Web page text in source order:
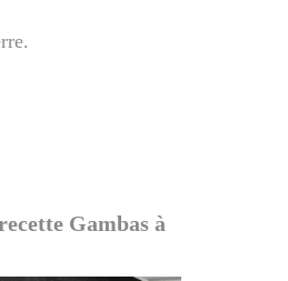
Gambas à